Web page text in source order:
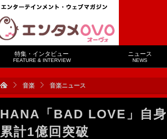
特集・インタビュー
FEATURE & INTERVIEW
ニュース
NEWS
音楽 音楽ニュース
HANA「BAD LOVE」自
累計1億回突破